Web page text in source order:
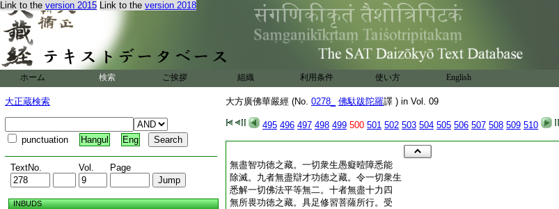
Link to the version 2015 Link to the version 2018
ホーム 検索 ご挨拶 組織 利用条件 使い方 English
大正蔵検索
punctuation Hangul Eng
TextNo. Vol. Page
INBUDS
大方廣佛華嚴經 (No. 0278_ 佛馱跋陀羅譯 ) in Vol. 09
495 496 497 498 499 500 501 502 503 504 505 506 507 508 509 510
無盡智功徳之藏。一切衆生愚癡曀障悉能
除滅。九者無盡辯才功徳之藏。令一切衆生
悉解一切佛法平等無二。十者無盡十力四
無所畏功徳之藏。具足修習菩薩所行。受